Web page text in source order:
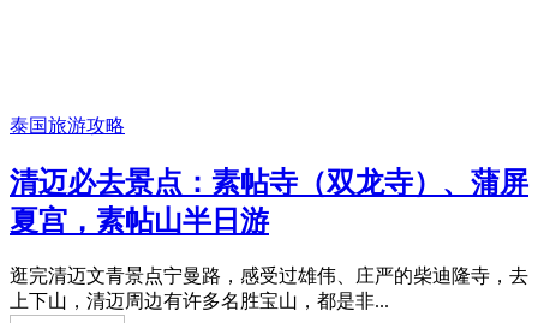
泰国旅游攻略
清迈必去景点：素帖寺（双龙寺）、蒲屏
夏宫，素帖山半日游
逛完清迈文青景点宁曼路，感受过雄伟、庄严的柴迪隆寺，去
上下山，清迈周边有许多名胜宝山，都是非...